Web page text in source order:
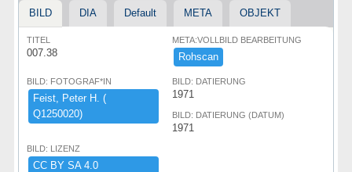
BILD DIA Default META OBJEKT
TITEL
007.38
META:VOLLBILD BEARBEITUNG
Rohscan
BILD: FOTOGRAF*IN
Feist,​ ​Peter ​H.​ ​(​
Q1250020)​
BILD: DATIERUNG
1971
BILD: DATIERUNG (DATUM)
1971
BILD: LIZENZ
CC ​BY ​SA ​4.​0 ​